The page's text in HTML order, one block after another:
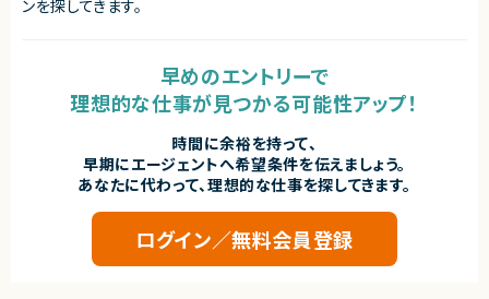
ンを探してきます。
早めのエントリーで
理想的な仕事が見つかる可能性アップ！
時間に余裕を持って、
早期にエージェントへ希望条件を伝えましょう。
あなたに代わって、理想的な仕事を探してきます。
ログイン／無料会員登録